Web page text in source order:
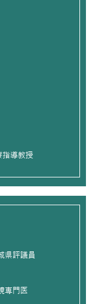
指導教授
県評議員
専門医